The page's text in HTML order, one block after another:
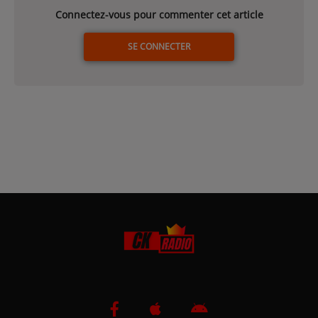
Connectez-vous pour commenter cet article
SE CONNECTER